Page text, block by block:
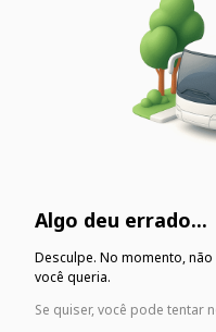
Algo deu errado...
Desculpe. No momento,
você queria.
Se quiser, você pode tentar